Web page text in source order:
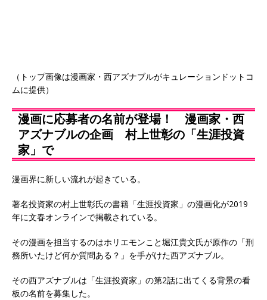
（トップ画像は漫画家・西アズナブルがキュレーションドットコ
ムに提供）
漫画に応募者の名前が登場！ 漫画家・西
アズナブルの企画 村上世彰の「生涯投資
家」で
漫画界に新しい流れが起きている。
著名投資家の村上世彰氏の書籍「生涯投資家」の漫画化が2019
年に文春オンラインで掲載されている。
その漫画を担当するのはホリエモンこと堀江貴文氏が原作の「刑
務所いたけど何か質問ある？」を手がけた西アズナブル。
その西アズナブルは「生涯投資家」の第2話に出てくる背景の看
板の名前を募集した。